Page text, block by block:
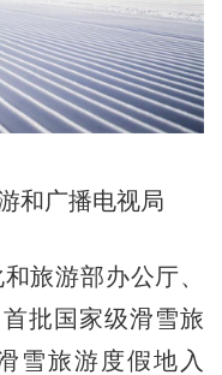
和广播电视局
游部办公厅、
批国家级滑雪旅
雪旅游度假地入